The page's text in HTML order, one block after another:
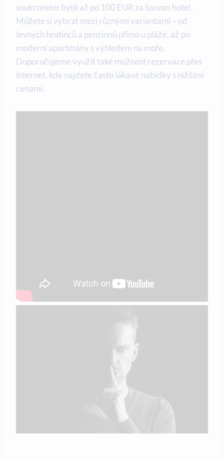
soukromém bytě až po 100 EUR za luxusní hotel.
Můžete si vybrat mezi⁢ různými variantami – od
levných hostinců‍ a ⁢penzionů přímo u pláže, až ⁤po
moderní apartmány s výhledem na moře.
Doporučujeme využít také možnost rezervace přes
internet, kde najdete často‌ lákavé nabídky s nižšími
cenami.